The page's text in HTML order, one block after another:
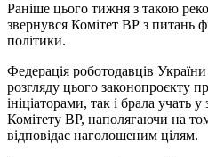
Раніше цього тижня з такою
звернувся Комітет ВР з питань
політики.
Федерація роботодавців
розгляду цього законопроєкту
ініціаторами, так і брала учать
Комітету ВР, наполягаючи на
відповідає наголошеним цілям.